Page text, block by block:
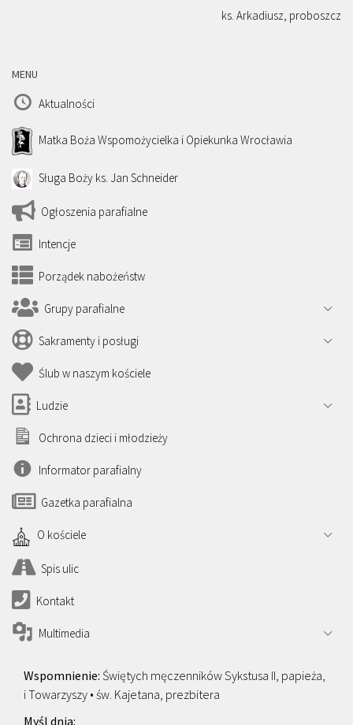
ks. Arkadiusz, proboszcz
MENU
Aktualności
Matka Boża Wspomożycielka i Opiekunka Wrocławia
Sługa Boży ks. Jan Schneider
Ogłoszenia parafialne
Intencje
Porządek nabożeństw
Grupy parafialne
Sakramenty i posługi
Ślub w naszym kościele
Ludzie
Ochrona dzieci i młodzieży
Informator parafialny
Gazetka parafialna
O kościele
Spis ulic
Kontakt
Multimedia
Świętych męczenników Sykstusa II, papieża,
i Towarzyszy • św. Kajetana, prezbitera